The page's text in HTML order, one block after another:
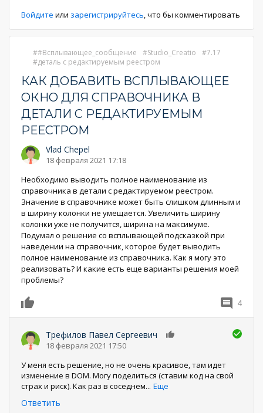
Войдите или зарегистрируйтесь , что бы комментировать
#Всплывающее_сообщение Studio_Creatio
7.17
деталь с редактируемым реестром
КАК ДОБАВИТЬ ВСПЛЫВАЮЩЕЕ
ОКНО ДЛЯ СПРАВОЧНИКА В
ДЕТАЛИ С РЕДАКТИРУЕМЫМ
РЕЕСТРОМ
Vlad Chepel
18 февраля 2021 17:18
Необходимо выводить полное наименование из
справочника в детали с редактируемом реестром.
Значение в справочнике может быть слишком длинным и
в ширину колонки не умещается. Увеличить ширину
колонки уже не получится, ширина на максимуме.
Подумал о решение со всплывающей подсказкой при
наведении на справочник, которое будет выводить
полное наименование из справочника. Как я могу это
реализовать? И какие есть еще варианты решения моей
проблемы?
4
Трефилов Павел Сергеевич
18 февраля 2021 17:50
У меня есть решение, но не очень красивое, там идет
изменение в DOM. Могу поделиться (ставим код на свой
страх и риск). Как раз в соседнем... Еще
Ответить